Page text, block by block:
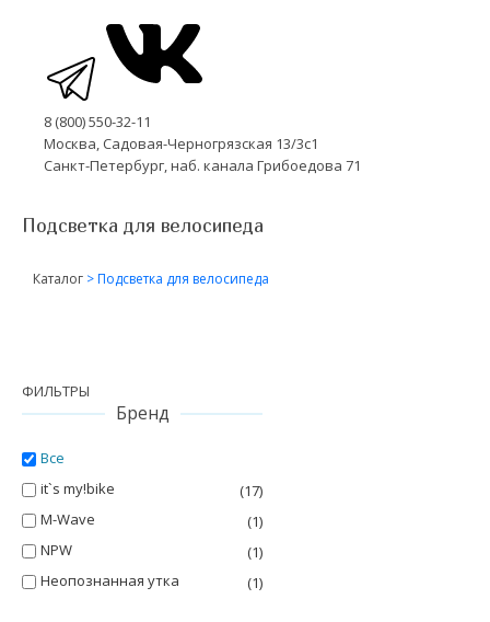
8 (800) 550-32-11
Москва, Садовая-Черногрязская 13/3с1
Санкт-Петербург, наб. канала Грибоедова 71
Подсветка для велосипеда
Каталог >Подсветка для велосипеда
ФИЛЬТРЫ
Бренд
Все
it`s my!bike
(17)
M-Wave
(1)
NPW
(1)
Неопознанная утка
(1)